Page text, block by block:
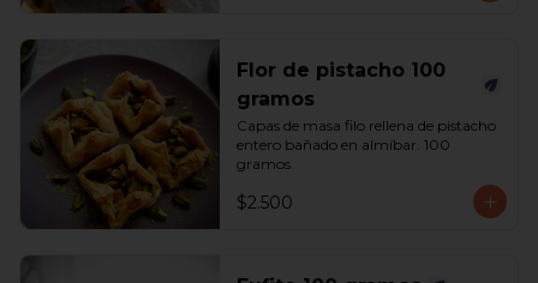
Flor de pistacho 100
gramos
Capas de masa filo rellena de pistacho
entero bañado en almíbar. 100
gramos
$2.500